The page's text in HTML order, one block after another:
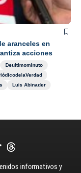
aranceles en
acciones
Deultimominuto
Luis Abinader
informativos y